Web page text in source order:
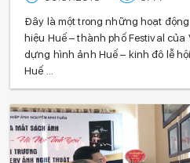
Đây là một trong những hoạt
hiệu Huế – thành phố Festival
dựng hình ảnh Huế – kinh đô lễ
Huế ...